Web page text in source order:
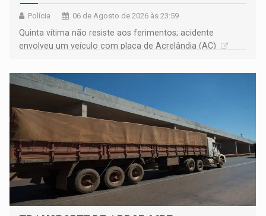
Polícia 06 de Agosto de 2026 às 23:59
Quinta vítima não resiste aos ferimentos; acidente
envolveu um veículo com placa de Acrelândia (AC)